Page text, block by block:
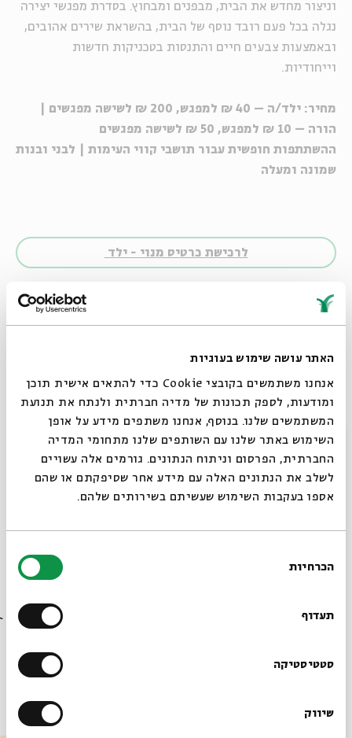
האתר עושה שימוש בעוגיות
אנחנו משתמשים בקובצי Cookie כדי להתאים אישית תוכן
ומודעות, לספק תכונות של מדיה חברתית ולנתח את תנועת
המשתמשים שלנו. בנוסף, אנחנו משתפים מידע על אופן
השימוש באתר שלנו עם השותפים שלנו מתחומי המדיה
החברתית, הפרסום וניתוח הנתונים. גורמים אלה עשויים
לשלב את הנתונים האלה עם מידע אחר שסיפקתם או שהם
אספו בעקבות השימוש שעשיתם בשירותים שלהם.
הסכמה
הכרחיות
תעדוף
סטטיסטיקה
שיווק
וניצור מחדש את הבית, מבפנים ומבחוץ. בסדרת מפגשי יצירה
נגלה בכל פעם רובד נוסף של הבית, בהשראת שירים אהובים,
ובאמצעות צבעים חיים והתנסות בטכניקות חדשות
וייחודיות.
מחיר: ילד/ה – 40 ₪ למפגש, 200 ₪ לשישה מפגשים |
הורה – 10 ₪ למפגש, 50 ₪ לשישה מפגשים
ההשתתפות חופשית עבור תושבי קווי העימות | לבני ובנות
שמונה ומעלה
לרכישת כרטיס מנוי - ילד
לרכישת כרטיס מנוי - ילד ומבוגר
לרכישת כרטיס מנוי - 2 ילדים ומבוגר
תגיות: אמנות מהספרים פעילות לילדים בירושלים
סופרי ילדים
אירועים נוספים בסדרה
סגור